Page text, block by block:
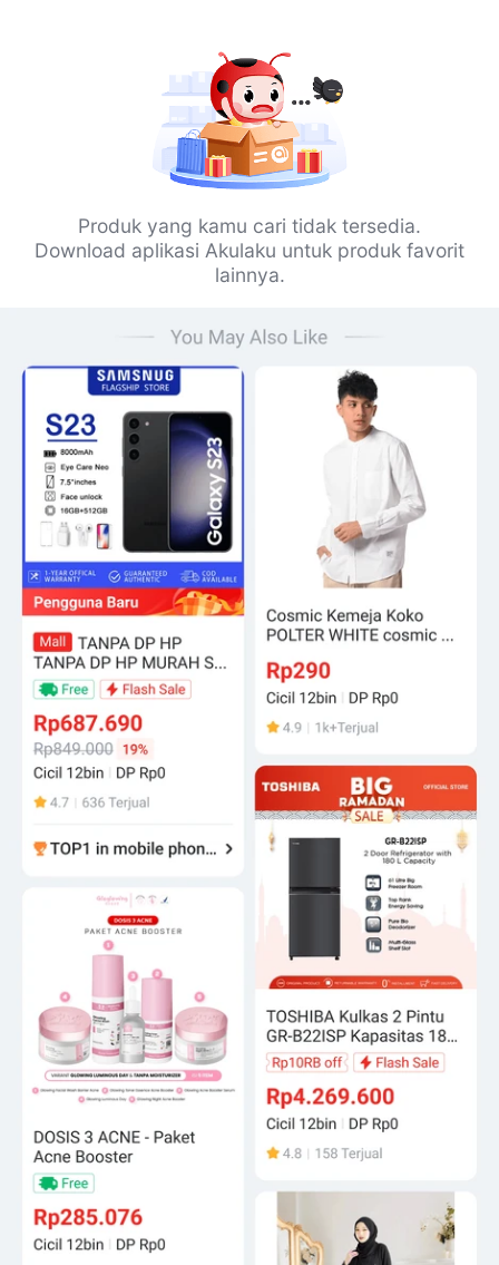
Produk yang kamu cari tidak tersedia.
Download aplikasi Akulaku untuk produk favorit
lainnya.